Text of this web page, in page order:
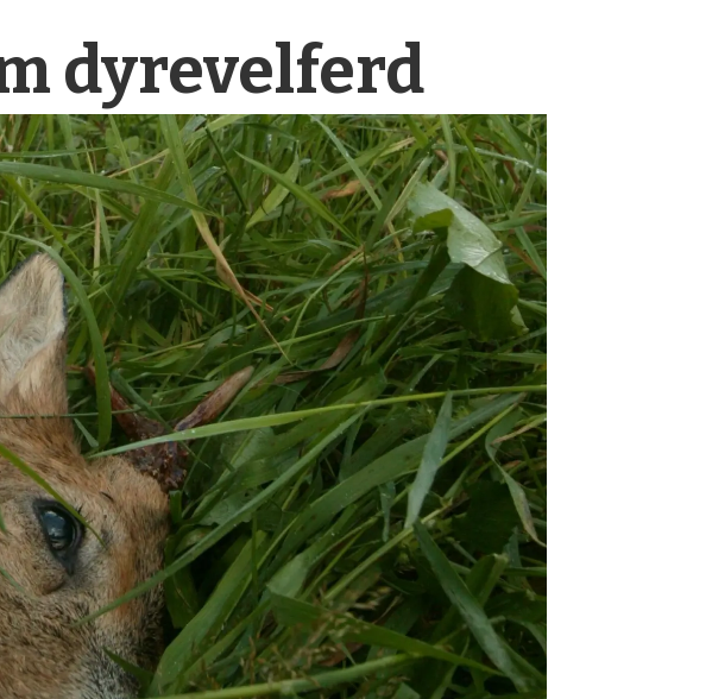
dyrevelferd